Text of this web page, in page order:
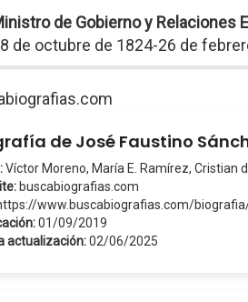
de Gobierno y Relaciones
de octubre de 1824-26 de
de José Faustino
Víctor Moreno, María E. Ramírez, Cristian
buscabiografias.com
www.buscabiografias.com/
01/09/2019
actualización:02/06/2025